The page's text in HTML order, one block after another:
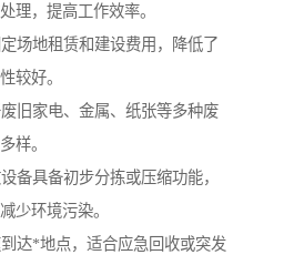
理，提高工作效率。
场地租赁和建设费用，降低了
较好。
旧家电、金属、纸张等多种废
样。
备具备初步分拣或压缩功能，
少环境污染。
达*地点，适合应急回收或突发